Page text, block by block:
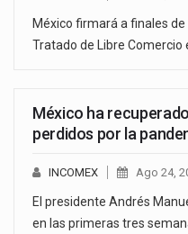
México firmará a finales
Tratado de Libre Comercio
México ha
perdidos por la
INCOMEX Ago 24,
El presidente Andrés
en las primeras tres